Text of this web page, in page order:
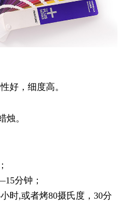
好，细度高。
烛。
分钟；
时,或者烤80摄氏度，30分